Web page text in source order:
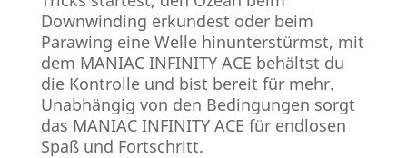
Downwinding erkundest oder beim
Parawing eine Welle hinunterstürmst, mit
dem MANIAC INFINITY ACE behältst du
die Kontrolle und bist bereit für mehr.
Unabhängig von den Bedingungen sorgt
das MANIAC INFINITY ACE für endlosen
Spaß und Fortschritt.